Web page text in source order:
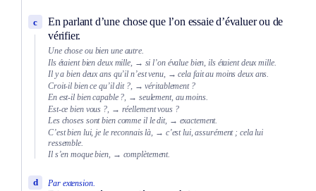
En parlant d’une chose que l’on essaie d’évaluer ou de
vérifier.
c
Une chose ou bien une autre.
Ils étaient bien deux mille, → si l’on évalue bien, ils étaient deux mille.
Il y a bien deux ans qu’il n’est venu, → cela fait au moins deux ans.
Croit-il bien ce qu’il dit ?, → véritablement ?
En est-il bien capable ?, → seulement, au moins.
Est-ce bien vous ?, → réellement vous ?
Les choses sont bien comme il le dit, → exactement.
C’est bien lui, je le reconnais là, → c’est lui, assurément ; cela lui
ressemble.
Il s’en moque bien, → complètement.
Par extension.
d